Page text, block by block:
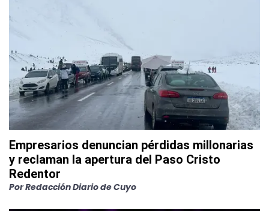
Empresarios denuncian pérdidas millonarias
y reclaman la apertura del Paso Cristo
Redentor
PorRedacción Diario de Cuyo